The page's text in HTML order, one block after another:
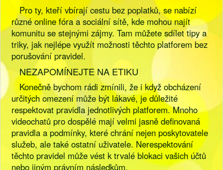
Pro ty, kteří vbírají cestu bez poplatků, se nabízí
různé online fóra a sociální sítě, kde mohou najít
komunitu se stejnými zájmy. Tam můžete sdílet tipy a
triky, jak nejlépe využít možnosti těchto platforem bez
porušování pravidel.
NEZAPOMÍNEJTE NA ETIKU
Konečně bychom rádi zmínili, že i když obcházení
určitých omezení může být lákavé, je důležité
respektovat pravidla jednotlivých platforem. Mnoho
videochatů pro dospělé mají velmi jasně definovaná
pravidla a podmínky, které chrání nejen poskytovatele
služeb, ale také ostatní uživatele. Nerespektování
těchto pravidel může vést k trvalé blokaci vašich účtů
nebo jiným právním následkům.